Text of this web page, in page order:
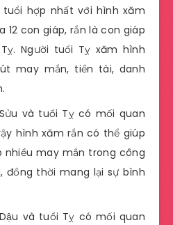
tuổi hợp nhất với hình xăm
12 con giáp, rắn là con giáp
Người tuổi Tỵ xăm hình
may mắn, tiền tài, danh
và tuổi Tỵ có mối quan
hình xăm rắn có thể giúp
nhiều may mắn trong công
đồng thời mang lại sự bình
và tuổi Tỵ có mối quan